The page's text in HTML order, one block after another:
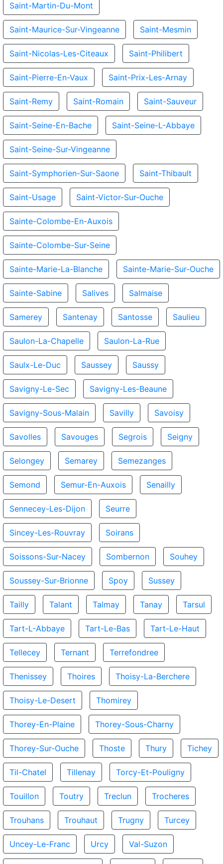
Saint-Martin-Du-Mont
Saint-Maurice-Sur-Vingeanne Saint-Mesmin
Saint-Nicolas-Les-Citeaux Saint-Philibert
Saint-Pierre-En-Vaux Saint-Prix-Les-Arnay
Saint-Remy Saint-Romain Saint-Sauveur
Saint-Seine-En-Bache Saint-Seine-L-Abbaye
Saint-Seine-Sur-Vingeanne
Saint-Symphorien-Sur-Saone Saint-Thibault
Saint-Usage Saint-Victor-Sur-Ouche
Sainte-Colombe-En-Auxois
Sainte-Colombe-Sur-Seine
Sainte-Marie-La-Blanche Sainte-Marie-Sur-Ouche
Sainte-Sabine Salives Salmaise
Samerey Santenay Santosse Saulieu
Saulon-La-Chapelle Saulon-La-Rue
Saulx-Le-Duc Saussey Saussy
Savigny-Le-Sec Savigny-Les-Beaune
Savigny-Sous-Malain Savilly Savoisy
Savolles Savouges Segrois Seigny
Selongey Semarey Semezanges
Semond Semur-En-Auxois Senailly
Sennecey-Les-Dijon Seurre
Sincey-Les-Rouvray Soirans
Soissons-Sur-Nacey Sombernon Souhey
Soussey-Sur-Brionne Spoy Sussey
Tailly Talant Talmay Tanay Tarsul
Tart-L-Abbaye Tart-Le-Bas Tart-Le-Haut
Tellecey Ternant Terrefondree
Thenissey Thoires Thoisy-La-Berchere
Thoisy-Le-Desert Thomirey
Thorey-En-Plaine Thorey-Sous-Charny
Thorey-Sur-Ouche Thoste Thury Tichey
Til-Chatel Tillenay Torcy-Et-Pouligny
Touillon Toutry Treclun Trocheres
Trouhans Trouhaut Trugny Turcey
Uncey-Le-Franc Urcy Val-Suzon